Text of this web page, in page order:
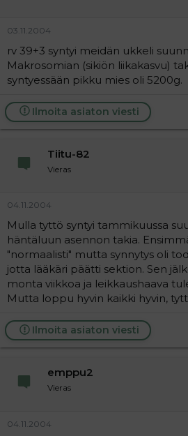
03.11.2004
rv 39+3 syntyi meidän ukkeli
Makrosomian (sikiön liikakasvu)
syntyessään pikku mies oli 5200g.
Ilmoita asiaton viesti
Tiitu-82
Vieras
04.11.2004
Mulla tyttö syntyi tammikuussa
häntäluun asennon takia.
"normaalisti" mutta synnytys oli
jotta lääkäri päätti sektion. Sen
monta viikkoa ja leikkaushaava
Mutta loppu hyvin kaikki hyvin,
Ilmoita asiaton viesti
emppu2
Vieras
04.11.2004